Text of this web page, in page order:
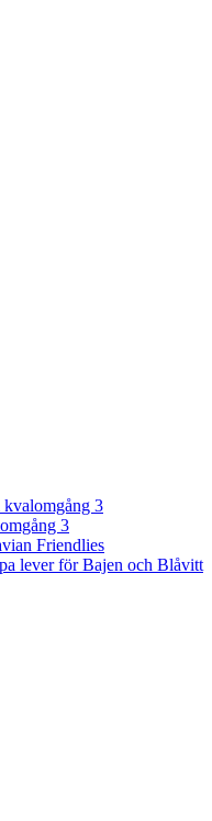
kvalomgång 3
3
Friendlies
lever för Bajen och Blåvitt